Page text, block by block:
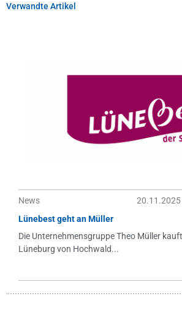
Verwandte Artikel
News
20.11.2025
Lünebest geht an Müller
Die Unternehmensgruppe Theo Müller
Lüneburg von Hochwald...